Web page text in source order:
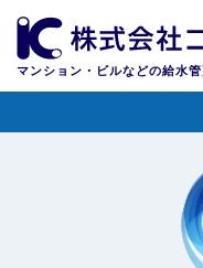
マンション・ビルなどの給水